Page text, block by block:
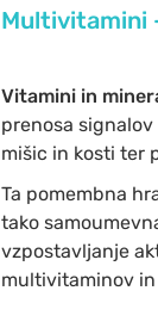
Multivitamini
Vitamini in
prenosa
mišic in kosti ter
Ta pomembna
tako
vzpostavljanje
multivitaminov in